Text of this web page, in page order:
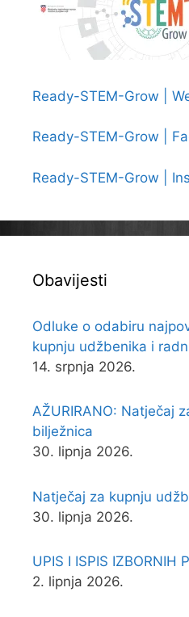
Ready-STEM-Grow |
Ready-STEM-Grow |
Ready-STEM-Grow |
Obavijesti
Odluke o odabiru
kupnju udžbenika i
14. srpnja 2026.
AŽURIRANO: Natječaj
bilježnica
30. lipnja 2026.
Natječaj za kupnju
30. lipnja 2026.
UPIS I ISPIS IZBORNIH
2. lipnja 2026.